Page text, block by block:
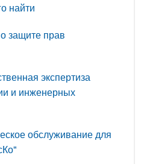
найти
защите прав
экспертиза
и инженерных
обслуживание для